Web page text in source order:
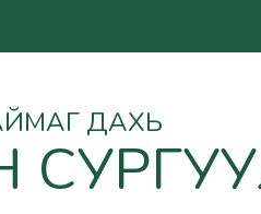
ДАХЬ